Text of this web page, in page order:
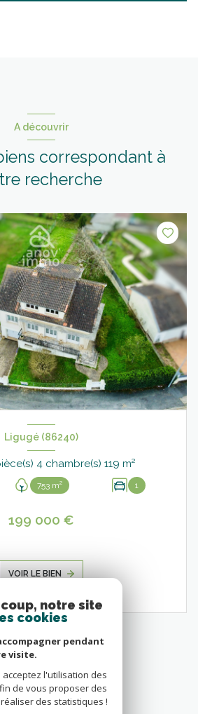
A découvrir
correspondant à
recherche
Ligugé (86240)
Maison 5 pièce(s) 4 chambre(s) 119 m²
753 m² 1
199 000 €
VOIR LE BIEN
notre site
cookies
pendant
visite.
l'utilisation des
de vous proposer des
des statistiques !